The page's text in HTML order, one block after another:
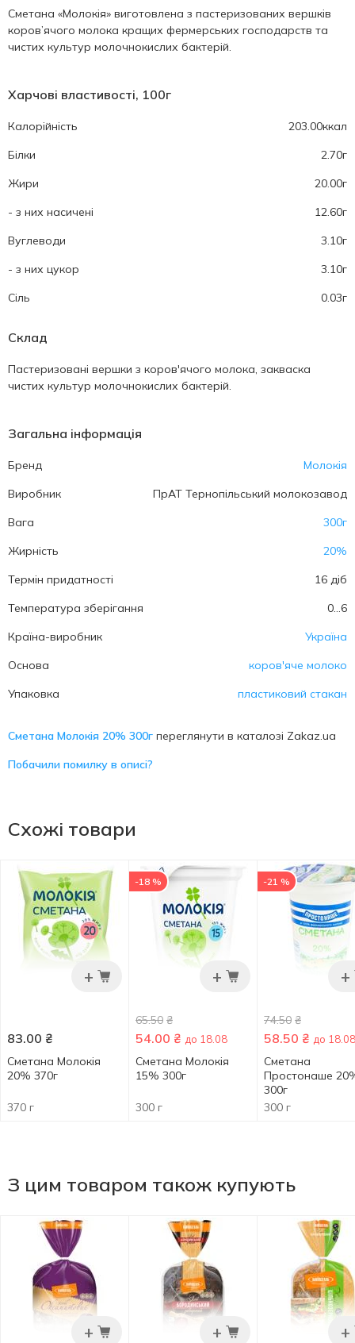
Сметана «Молокія» виготовлена з пастеризованих вершків
коров’ячого молока кращих фермерських господарств та
чистих культур молочнокислих бактерій.
Харчові властивості, 100г
Калорійність
203.00ккал
Білки
2.70г
Жири
20.00г
- з них насичені
12.60г
Вуглеводи
3.10г
- з них цукор
3.10г
Cіль
0.03г
Склад
Пастеризовані вершки з коров'ячого молока, закваска
чистих культур молочнокислих бактерій.
Загальна інформація
Бренд
Молокія
Виробник
ПрАТ Тернопільський молокозавод
Вага
300г
Жирність
20%
Термін придатності
16 діб
Температура зберігання
0...6
Країна-виробник
Україна
Основа
коров'яче молоко
Упаковка
пластиковий стакан
Сметана Молокія 20% 300г переглянути в каталозі Zakaz.ua
Побачили помилку в описі?
Схожі товари
+
83.00 ₴
Сметана Молокія
20% 370г
370 г
+
-18 %
65.50 ₴
54.00 ₴ до 18.08
Сметана Молокія
15% 300г
300 г
+
-21 %
74.50 ₴
58.50 ₴ до 18.08
Сметана
Простонаше
300г
300 г
З цим товаром також купують
+ + +